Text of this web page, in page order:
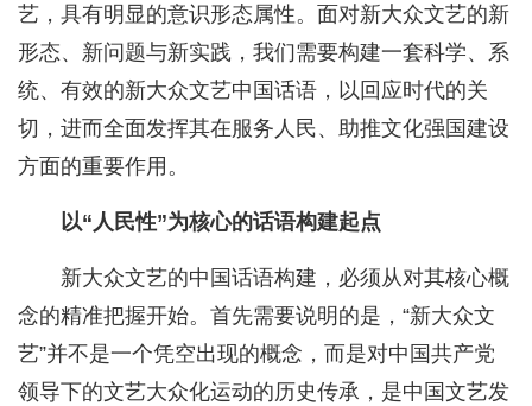
艺，具有明显的意识形态属性。面对新大众文艺的新
形态、新问题与新实践，我们需要构建一套科学、系
统、有效的新大众文艺中国话语，以回应时代的关
切，进而全面发挥其在服务人民、助推文化强国建设
方面的重要作用。
以“人民性”为核心的话语构建起点
新大众文艺的中国话语构建，必须从对其核心概
念的精准把握开始。首先需要说明的是，“新大众文
艺”并不是一个凭空出现的概念，而是对中国共产党
领导下的文艺大众化运动的历史传承，是中国文艺发